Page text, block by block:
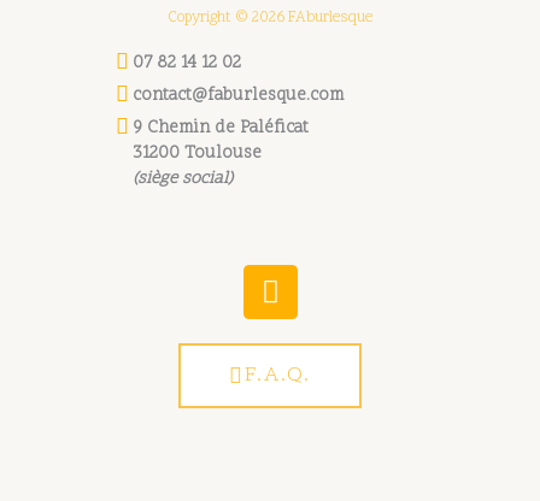
Copyright © 2026 FAburlesque
07 82 14 12 02
contact@faburlesque.com
9 Chemin de Paléficat
31200 Toulouse
(siège social)
W
h
a
t
s
F.A.Q.